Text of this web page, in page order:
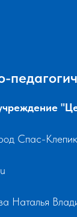
Спас-
Наталья